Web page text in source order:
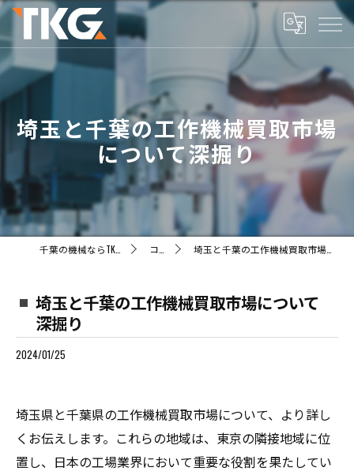
埼玉と千葉の工作機械買取市場
について深掘り
コラム 埼玉と千葉の工作機械買取市場について深掘り
埼玉と千葉の工作機械買取市場について
深掘り
2024/01/25
埼玉県と千葉県の工作機械買取市場について、より詳し
くお伝えします。これらの地域は、東京の隣接地域に位
置し、日本の工場業界において重要な役割を果たしてい